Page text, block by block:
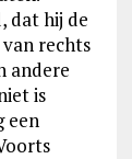
dat hij de
rechts
andere
is
een